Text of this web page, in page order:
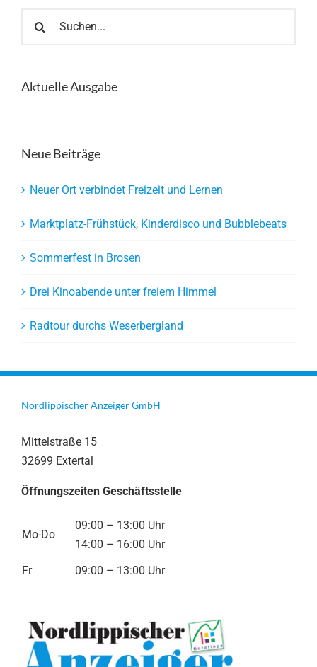
nach:
Aktuelle Ausgabe
Neue Beiträge
Neuer Ort verbindet Freizeit und Lernen
Marktplatz-Frühstück, Kinderdisco und Bubblebeats
Sommerfest in Brosen
Drei Kinoabende unter freiem Himmel
Radtour durchs Weserbergland
Nordlippischer Anzeiger GmbH
Mittelstraße 15
32699 Extertal
Öffnungszeiten Geschäftsstelle
Mo-Do
09:00 – 13:00 Uhr
14:00 – 16:00 Uhr
Fr
09:00 – 13:00 Uhr